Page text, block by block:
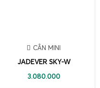
CÂN MINI
JADEVER SKY-W
3.080.000